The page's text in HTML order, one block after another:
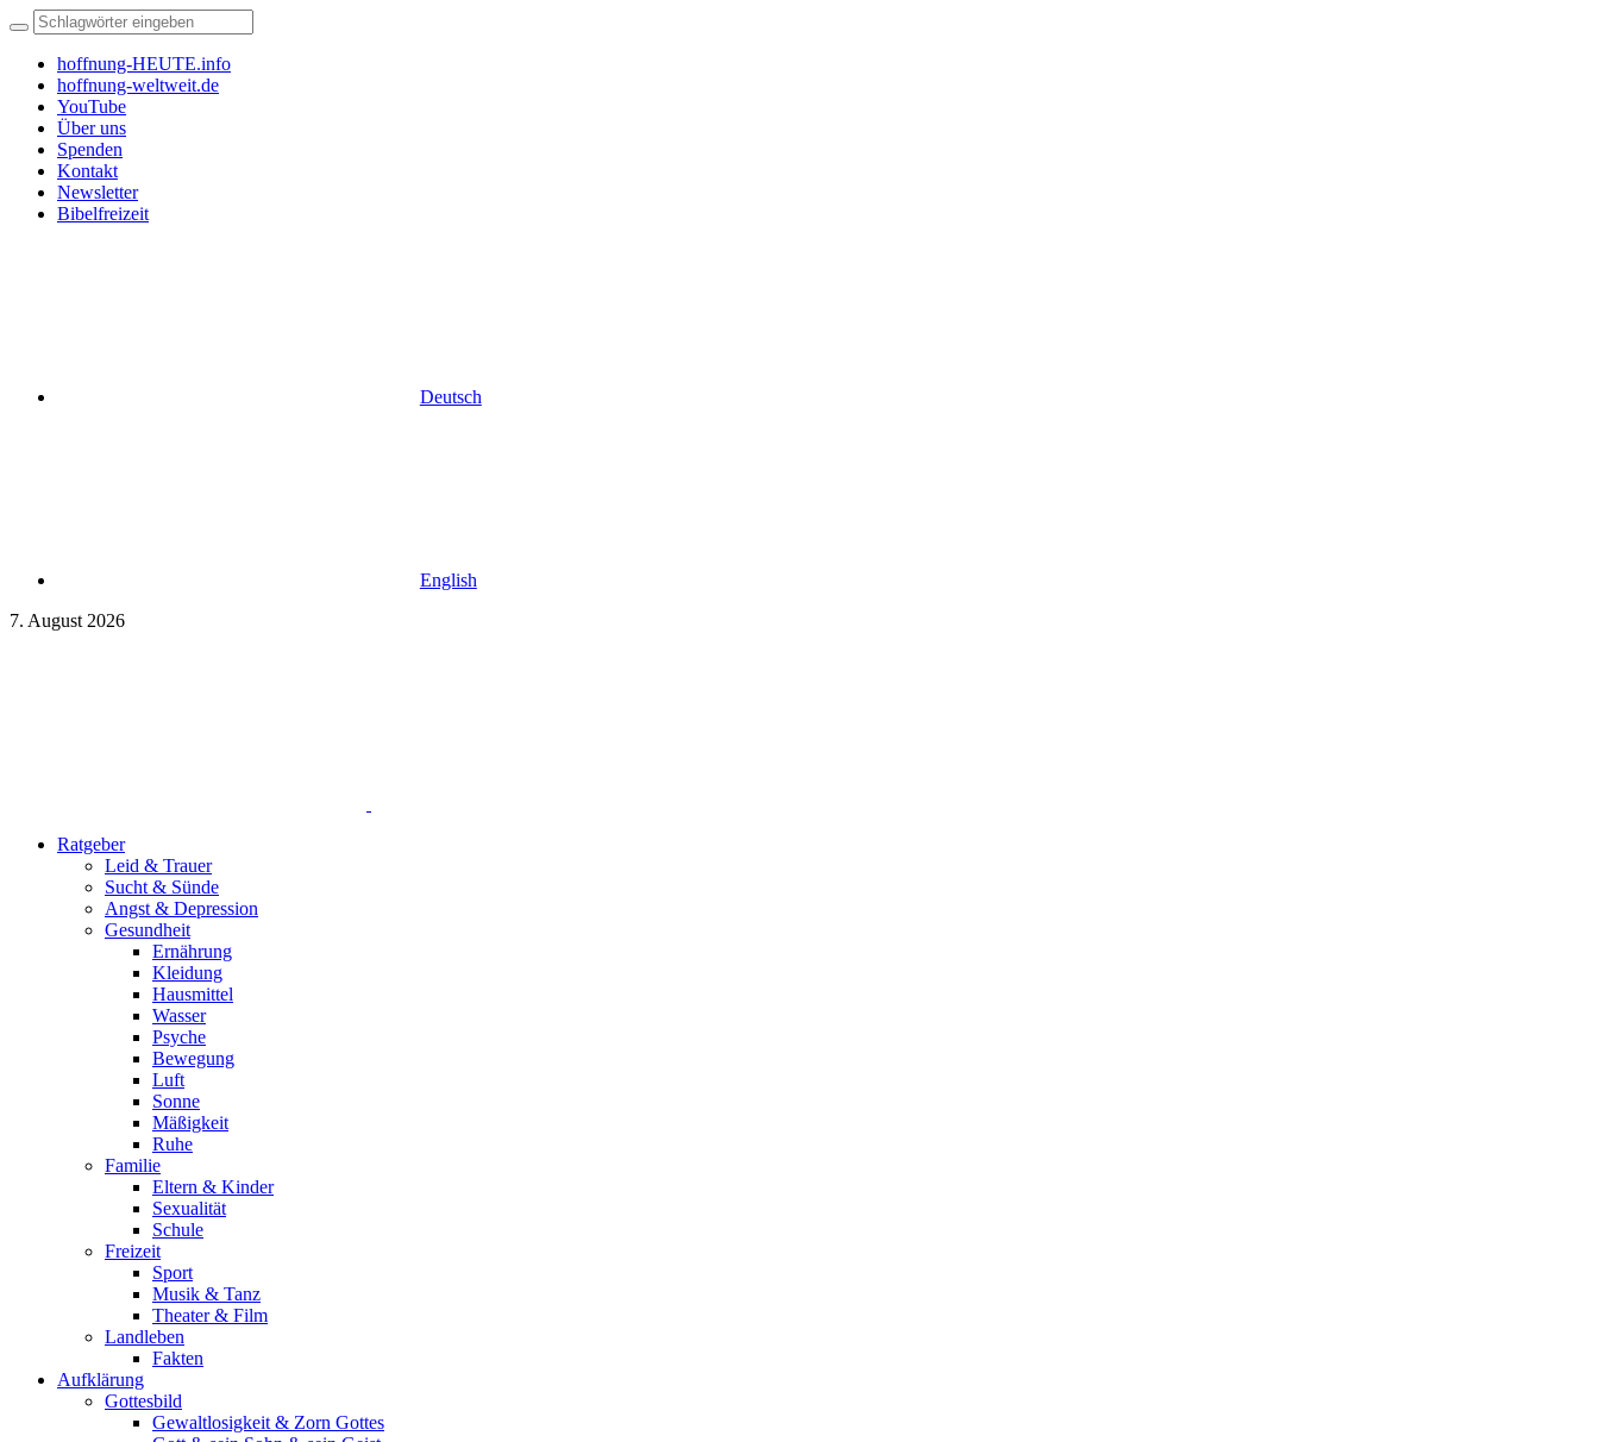
hoffnung-HEUTE.info
hoffnung-weltweit.de
YouTube
Über uns
Spenden
Kontakt
Newsletter
Bibelfreizeit
Deutsch
English
7. August 2026
Ratgeber
Leid & Trauer
Sucht & Sünde
Angst & Depression
Gesundheit
Ernährung
Kleidung
Hausmittel
Wasser
Psyche
Bewegung
Luft
Sonne
Mäßigkeit
Ruhe
Familie
Eltern & Kinder
Sexualität
Schule
Freizeit
Sport
Musik & Tanz
Theater & Film
Landleben
Fakten
Aufklärung
Gottesbild
Gewaltlosigkeit & Zorn Gottes